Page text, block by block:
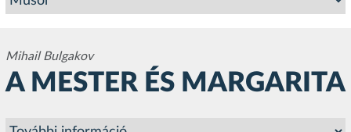
Mihail Bulgakov
A MESTER ÉS MARGARITA